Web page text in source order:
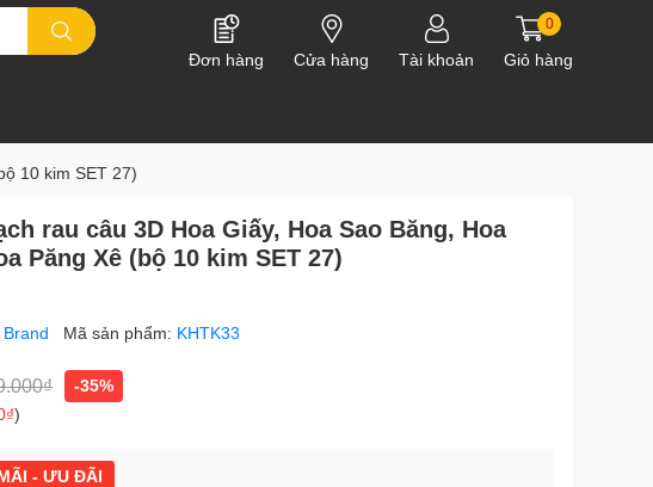
Đơn hàng Cửa hàng Tài khoản
0
Giỏ hàng
10 kim SET 27)
rau câu 3D Hoa Giấy, Hoa Sao Băng, Hoa
Păng Xê (bộ 10 kim SET 27)
Brand Mã sản phẩm: KHTK33
-35%
)
- ƯU ĐÃI